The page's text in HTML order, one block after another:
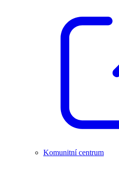
Komunitní centrum